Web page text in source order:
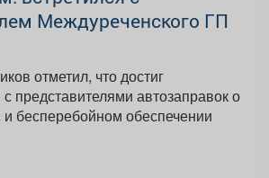
Междуреченского ГП
отметил, что достиг
представителями автозаправок о
бесперебойном обеспечении